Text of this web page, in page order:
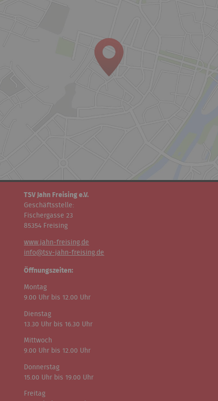
TSV Jahn Freising e.V.
Geschäftsstelle:
Fischergasse 23
85354 Freising
www.jahn-freising.de
info@tsv-jahn-freising.de
Öffnungszeiten:
Montag
9.00 Uhr bis 12.00 Uhr
Dienstag
13.30 Uhr bis 16.30 Uhr
Mittwoch
9.00 Uhr bis 12.00 Uhr
Donnerstag
15.00 Uhr bis 19.00 Uhr
Freitag